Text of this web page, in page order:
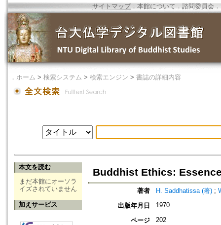
サイトマップ．本館について ． 諮問委員会 ．
． ホーム > 検索システム > 検索エンジン > 書誌の詳細内容
本文を読む
まだ本館にオーソラ
イズされていません
加えサービス
Buddhist Ethics:
著者 H. Saddhatissa (著) ;
出版年月日
1970
ページ 202